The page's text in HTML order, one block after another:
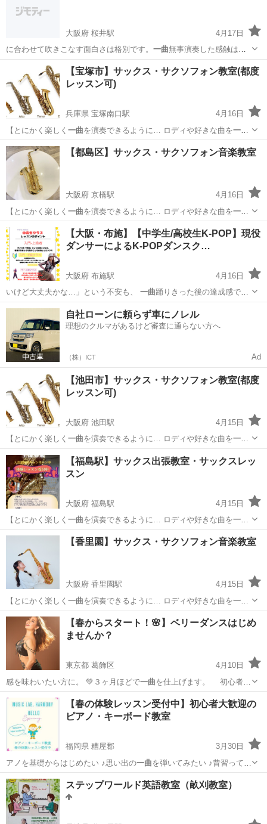
大阪府 桜井駅
4月17日
に合わせて吹きこなす面白さは格別です。 一曲無事演奏した感触は素
晴らしいです。 …
箕面市 桜井駅 その他 龍笛
【宝塚市】サックス・サクソフォン教室(都度
レッスン可)
兵庫県 宝塚南口駅
4月16日
【とにかく楽しく 一曲を演奏できるように… ロディや好きな曲を一曲
でも吹けるようにし…
兵庫 宝塚市 宝塚南口駅 サックス レッスン
【都島区】サックス・サクソフォン音楽教室
大阪府 京橋駅
4月16日
【とにかく楽しく 一曲を演奏できるように… ロディや好きな曲を一曲
でも吹けるようにし…
大阪 大阪市 京橋駅 サックス レッスン
【大阪・布施】【中学生/高校生K-POP】現役
ダンサーによるK-POPダンスク…
大阪府 布施駅
4月16日
いけど大丈夫かな…」という不安も、 一曲踊りきった後の達成感で吹
き飛ぶはず。 …
大阪 東大阪市 ヒップホップ
自社ローンに頼らず車にノレル
理想のクルマがあるけど審査に通らない方へ
（株）ICT Ad
【池田市】サックス・サクソフォン教室(都度
レッスン可)
大阪府 池田駅
4月15日
【とにかく楽しく 一曲を演奏できるように… ロディや好きな曲を一曲
でも吹けるようにし…
大阪 池田市 池田駅 サックス レッスン
【福島駅】サックス出張教室・サックスレッ
スン
大阪府 福島駅
4月15日
【とにかく楽しく 一曲を演奏できるように… ロディや好きな曲を一曲
でも吹けるようにし…
大阪 大阪市 福島駅 音楽 レッスン
【香里園】サックス・サクソフォン音楽教室
大阪府 香里園駅
4月15日
【とにかく楽しく 一曲を演奏できるように… ロディや好きな曲を一曲
でも吹けるようにし…
大阪 寝屋川市 香里園駅 サックス レッスン
【春からスタート！🌸】ベリーダンスはじめ
ませんか？
東京都 葛飾区
4月10日
感を味わいたい方に。 💚３ヶ月ほどで一曲を仕上げます。 初心者の
方は基礎ク…葛飾区 ダンス
【春の体験レッスン受付中】初心者大歓迎の
ピアノ・キーボード教室
福岡県 糟屋郡
3月30日
アノを基礎からはじめたい ♪思い出の一曲を弾いてみたい ♪昔習ってい
たが、も…
福岡 糟屋郡 ピアノ キーボード
ステップワールド英語教室（畝刈教室）